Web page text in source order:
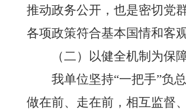
推动政务公开，也是密切党
各项政策符合基本国情和客
（二）以健全机制为保
我单位坚持“一把手”负
做在前、走在前，相互监督